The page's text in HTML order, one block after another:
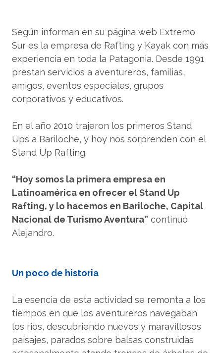
Según informan en su página web Extremo
Sur es la empresa de Rafting y Kayak con más
experiencia en toda la Patagonia. Desde 1991
prestan servicios a aventureros, familias,
amigos, eventos especiales, grupos
corporativos y educativos.
En el año 2010 trajeron los primeros Stand
Ups a Bariloche, y hoy nos sorprenden con el
Stand Up Rafting.
“Hoy somos la primera empresa en
Latinoamérica en ofrecer el Stand Up
Rafting, y lo hacemos en Bariloche, Capital
Nacional de Turismo Aventura” continuó
Alejandro.
Un poco de historia
La esencia de esta actividad se remonta a los
tiempos en que los aventureros navegaban
los ríos, descubriendo nuevos y maravillosos
paisajes, parados sobre balsas construidas